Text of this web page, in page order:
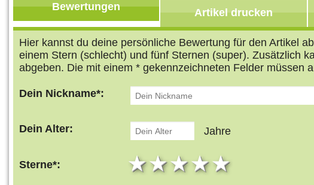
Bewertungen Artikel drucken
Hier kannst du deine persönliche Bewertung für den Artikel
einem Stern (schlecht) und fünf Sternen (super). Zusätzlich
abgeben. Die mit einem * gekennzeichneten Felder müssen
Dein Nickname*:
Dein Alter: Jahre
Sterne*: 4 stars
3 stars
2 stars
1 star